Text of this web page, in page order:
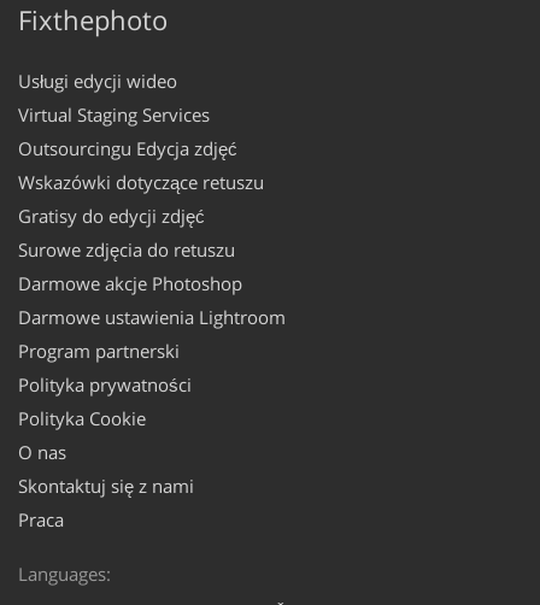
Fixthephoto
Usługi edycji wideo
Virtual Staging Services
Outsourcingu Edycja zdjęć
Wskazówki dotyczące retuszu
Gratisy do edycji zdjęć
Surowe zdjęcia do retuszu
Darmowe akcje Photoshop
Darmowe ustawienia Lightroom
Program partnerski
Polityka prywatności
Polityka Cookie
O nas
Skontaktuj się z nami
Praca
Languages: